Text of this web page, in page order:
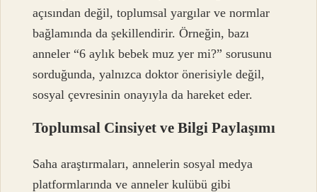
açısından değil, toplumsal yargılar ve normlar
bağlamında da şekillendirir. Örneğin, bazı
anneler “6 aylık bebek muz yer mi?” sorusunu
sorduğunda, yalnızca doktor önerisiyle değil,
sosyal çevresinin onayıyla da hareket eder.
Toplumsal Cinsiyet ve Bilgi Paylaşımı
Saha araştırmaları, annelerin sosyal medya
platformlarında ve anneler kulübü gibi